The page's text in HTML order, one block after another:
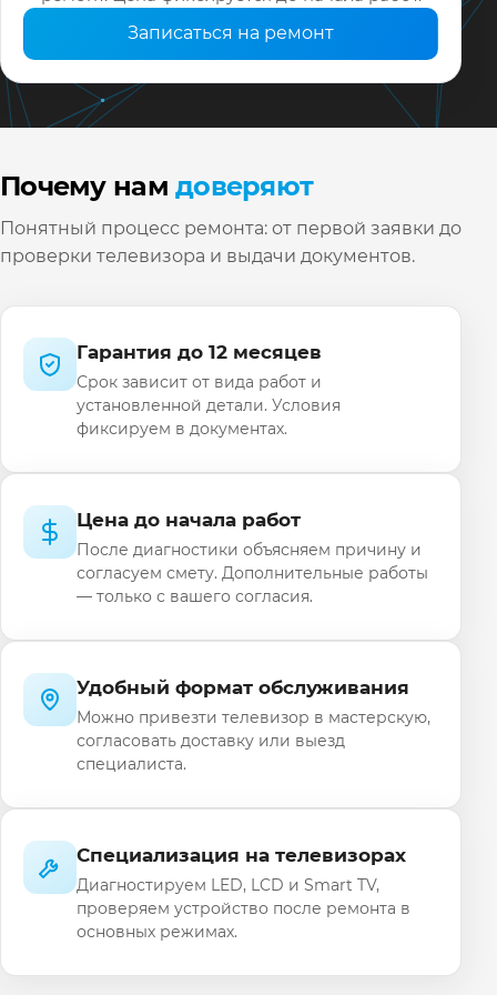
Записаться на ремонт
Почему намдоверяют
Понятный процесс ремонта: от первой заявки до
проверки телевизора и выдачи документов.
Гарантия до 12 месяцев
Срок зависит от вида работ и
установленной детали. Условия
фиксируем в документах.
Цена до начала работ
После диагностики объясняем причину и
согласуем смету. Дополнительные работы
— только с вашего согласия.
Удобный формат обслуживания
Можно привезти телевизор в мастерскую,
согласовать доставку или выезд
специалиста.
Специализация на телевизорах
Диагностируем LED, LCD и Smart TV,
проверяем устройство после ремонта в
основных режимах.